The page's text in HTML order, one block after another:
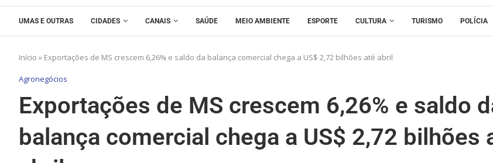
UMAS E OUTRAS CIDADES CANAIS SAÚDE MEIO AMBIENTE ESPORTE CULTURA TURISMO POLÍCIA
Início » Exportações de MS crescem 6,26% e saldo da balança comercial chega a US$ 2,72 bilhões até abril
Agronegócios
Exportações de MS crescem 6,26% e saldo
balança comercial chega a US$ 2,72 bilhões